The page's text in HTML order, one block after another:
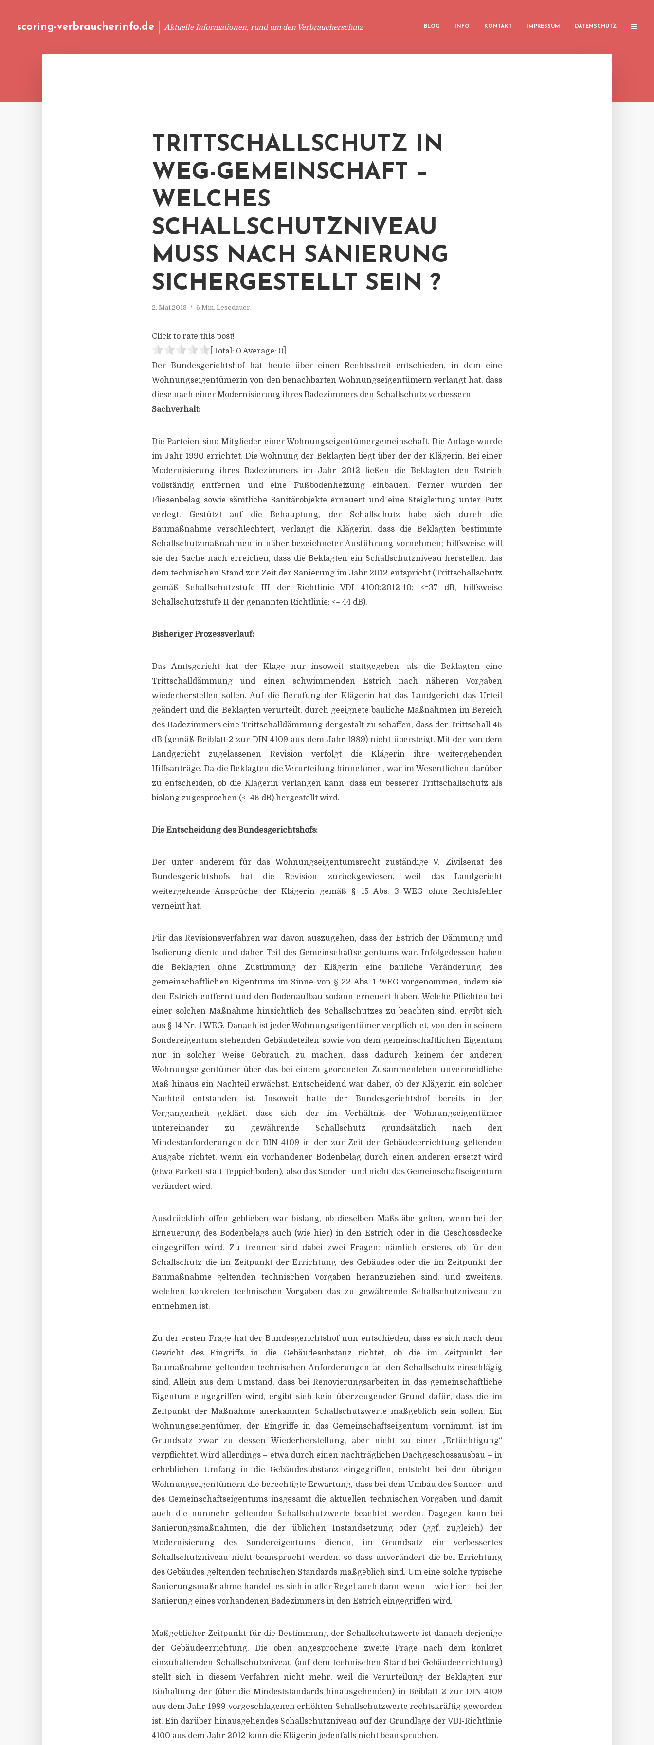
scoring-verbraucherinfo.de Aktuelle Informationen, rund um den Verbraucherschutz BLOG INFO KONTAKT IMPRESSUM DATENSCHUTZ
TRITTSCHALLSCHUTZ IN
WEG-GEMEINSCHAFT –
WELCHES
SCHALLSCHUTZNIVEAU
MUSS NACH SANIERUNG
SICHERGESTELLT SEIN ?
2. Mai 2018 6 Min. Lesedauer
Click to rate this post!
[Total: 0 Average: 0
Der Bundesgerichtshof hat heute über einen Rechtsstreit entschieden, in dem eine
Wohnungseigentümerin von den benachbarten Wohnungseigentümern verlangt hat, dass
diese nach einer Modernisierung ihres Badezimmers den Schallschutz verbessern.
Sachverhalt:
Die Parteien sind Mitglieder einer Wohnungseigentümergemeinschaft. Die Anlage wurde
im Jahr 1990 errichtet. Die Wohnung der Beklagten liegt über der der Klägerin. Bei einer
Modernisierung ihres Badezimmers im Jahr 2012 ließen die Beklagten den Estrich
vollständig entfernen und eine Fußbodenheizung einbauen. Ferner wurden der
Fliesenbelag sowie sämtliche Sanitärobjekte erneuert und eine Steigleitung unter Putz
verlegt. Gestützt auf die Behauptung, der Schallschutz habe sich durch die
Baumaßnahme verschlechtert, verlangt die Klägerin, dass die Beklagten bestimmte
Schallschutzmaßnahmen in näher bezeichneter Ausführung vornehmen; hilfsweise will
sie der Sache nach erreichen, dass die Beklagten ein Schallschutzniveau herstellen, das
dem technischen Stand zur Zeit der Sanierung im Jahr 2012 entspricht (Trittschallschutz
gemäß Schallschutzstufe III der Richtlinie VDI 4100:2012-10: <=37 dB, hilfsweise
Schallschutzstufe II der genannten Richtlinie: <= 44 dB).
Bisheriger Prozessverlauf:
Das Amtsgericht hat der Klage nur insoweit stattgegeben, als die Beklagten eine
Trittschalldämmung und einen schwimmenden Estrich nach näheren Vorgaben
wiederherstellen sollen. Auf die Berufung der Klägerin hat das Landgericht das Urteil
geändert und die Beklagten verurteilt, durch geeignete bauliche Maßnahmen im Bereich
des Badezimmers eine Trittschalldämmung dergestalt zu schaffen, dass der Trittschall 46
dB (gemäß Beiblatt 2 zur DIN 4109 aus dem Jahr 1989) nicht übersteigt. Mit der von dem
Landgericht zugelassenen Revision verfolgt die Klägerin ihre weitergehenden
Hilfsanträge. Da die Beklagten die Verurteilung hinnehmen, war im Wesentlichen darüber
zu entscheiden, ob die Klägerin verlangen kann, dass ein besserer Trittschallschutz als
bislang zugesprochen (<=46 dB) hergestellt wird.
Die Entscheidung des Bundesgerichtshofs:
Der unter anderem für das Wohnungseigentumsrecht zuständige V. Zivilsenat des
Bundesgerichtshofs hat die Revision zurückgewiesen, weil das Landgericht
weitergehende Ansprüche der Klägerin gemäß § 15 Abs. 3 WEG ohne Rechtsfehler
verneint hat.
Für das Revisionsverfahren war davon auszugehen, dass der Estrich der Dämmung und
Isolierung diente und daher Teil des Gemeinschaftseigentums war. Infolgedessen haben
die Beklagten ohne Zustimmung der Klägerin eine bauliche Veränderung des
gemeinschaftlichen Eigentums im Sinne von § 22 Abs. 1 WEG vorgenommen, indem sie
den Estrich entfernt und den Bodenaufbau sodann erneuert haben. Welche Pflichten bei
einer solchen Maßnahme hinsichtlich des Schallschutzes zu beachten sind, ergibt sich
aus § 14 Nr. 1 WEG. Danach ist jeder Wohnungseigentümer verpflichtet, von den in seinem
Sondereigentum stehenden Gebäudeteilen sowie von dem gemeinschaftlichen Eigentum
nur in solcher Weise Gebrauch zu machen, dass dadurch keinem der anderen
Wohnungseigentümer über das bei einem geordneten Zusammenleben unvermeidliche
Maß hinaus ein Nachteil erwächst. Entscheidend war daher, ob der Klägerin ein solcher
Nachteil entstanden ist. Insoweit hatte der Bundesgerichtshof bereits in der
Vergangenheit geklärt, dass sich der im Verhältnis der Wohnungseigentümer
untereinander zu gewährende Schallschutz grundsätzlich nach den
Mindestanforderungen der DIN 4109 in der zur Zeit der Gebäudeerrichtung geltenden
Ausgabe richtet, wenn ein vorhandener Bodenbelag durch einen anderen ersetzt wird
(etwa Parkett statt Teppichboden), also das Sonder- und nicht das Gemeinschaftseigentum
verändert wird.
Ausdrücklich offen geblieben war bislang, ob dieselben Maßstäbe gelten, wenn bei der
Erneuerung des Bodenbelags auch (wie hier) in den Estrich oder in die Geschossdecke
eingegriffen wird. Zu trennen sind dabei zwei Fragen: nämlich erstens, ob für den
Schallschutz die im Zeitpunkt der Errichtung des Gebäudes oder die im Zeitpunkt der
Baumaßnahme geltenden technischen Vorgaben heranzuziehen sind, und zweitens,
welchen konkreten technischen Vorgaben das zu gewährende Schallschutzniveau zu
entnehmen ist.
Zu der ersten Frage hat der Bundesgerichtshof nun entschieden, dass es sich nach dem
Gewicht des Eingriffs in die Gebäudesubstanz richtet, ob die im Zeitpunkt der
Baumaßnahme geltenden technischen Anforderungen an den Schallschutz einschlägig
sind. Allein aus dem Umstand, dass bei Renovierungsarbeiten in das gemeinschaftliche
Eigentum eingegriffen wird, ergibt sich kein überzeugender Grund dafür, dass die im
Zeitpunkt der Maßnahme anerkannten Schallschutzwerte maßgeblich sein sollen. Ein
Wohnungseigentümer, der Eingriffe in das Gemeinschaftseigentum vornimmt, ist im
Grundsatz zwar zu dessen Wiederherstellung, aber nicht zu einer „Ertüchtigung“
verpflichtet. Wird allerdings – etwa durch einen nachträglichen Dachgeschossausbau – in
erheblichen Umfang in die Gebäudesubstanz eingegriffen, entsteht bei den übrigen
Wohnungseigentümern die berechtigte Erwartung, dass bei dem Umbau des Sonder- und
des Gemeinschaftseigentums insgesamt die aktuellen technischen Vorgaben und damit
auch die nunmehr geltenden Schallschutzwerte beachtet werden. Dagegen kann bei
Sanierungsmaßnahmen, die der üblichen Instandsetzung oder (ggf. zugleich) der
Modernisierung des Sondereigentums dienen, im Grundsatz ein verbessertes
Schallschutzniveau nicht beansprucht werden, so dass unverändert die bei Errichtung
des Gebäudes geltenden technischen Standards maßgeblich sind. Um eine solche typische
Sanierungsmaßnahme handelt es sich in aller Regel auch dann, wenn – wie hier – bei der
Sanierung eines vorhandenen Badezimmers in den Estrich eingegriffen wird.
Maßgeblicher Zeitpunkt für die Bestimmung der Schallschutzwerte ist danach derjenige
der Gebäudeerrichtung. Die oben angesprochene zweite Frage nach dem konkret
einzuhaltenden Schallschutzniveau (auf dem technischen Stand bei Gebäudeerrichtung)
stellt sich in diesem Verfahren nicht mehr, weil die Verurteilung der Beklagten zur
Einhaltung der (über die Mindeststandards hinausgehenden) in Beiblatt 2 zur DIN 4109
aus dem Jahr 1989 vorgeschlagenen erhöhten Schallschutzwerte rechtskräftig geworden
ist. Ein darüber hinausgehendes Schallschutzniveau auf der Grundlage der VDI-Richtlinie
4100 aus dem Jahr 2012 kann die Klägerin jedenfalls nicht beanspruchen.